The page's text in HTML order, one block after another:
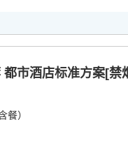
市酒店标准方案[禁
餐）